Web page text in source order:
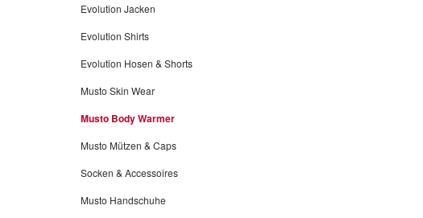
Evolution Jacken
Evolution Shirts
Evolution Hosen & Shorts
Musto Skin Wear
Musto Body Warmer
Musto Mützen & Caps
Socken & Accessoires
Musto Handschuhe